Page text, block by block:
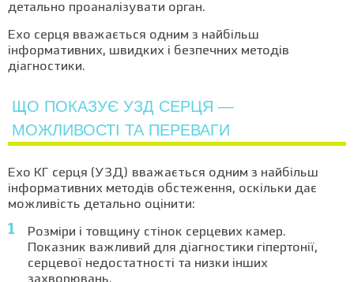
детально проаналізувати орган.
Ехо серця вважається одним з найбільш
інформативних, швидких і безпечних методів
діагностики.
ЩО ПОКАЗУЄ УЗД СЕРЦЯ —
МОЖЛИВОСТІ ТА ПЕРЕВАГИ
Ехо КГ серця (УЗД) вважається одним з найбільш
інформативних методів обстеження, оскільки дає
можливість детально оцінити:
Розміри і товщину стінок серцевих камер.
Показник важливий для діагностики гіпертонії,
серцевої недостатності та низки інших